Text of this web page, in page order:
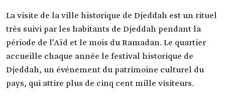
La visite de la ville historique de Djeddah est un rituel
très suivi par les habitants de Djeddah pendant la
période de l’Aïd et le mois du Ramadan. Le quartier
accueille chaque année le festival historique de
Djeddah, un événement du patrimoine culturel du
pays, qui attire plus de cinq cent mille visiteurs.